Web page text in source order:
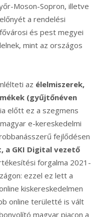
Moson-Sopron, illetve
a rendelési
és pest megyei
mint az országos
az élelmiszerek,
(gyűjtőnéven
előtt ez a szegmens
e-kereskedelmi
fejlődésen
a GKI Digital vezető
forgalma 2021-
ezzel ez lett a
kiskereskedelmen
online területté is vált
magyar piacon a